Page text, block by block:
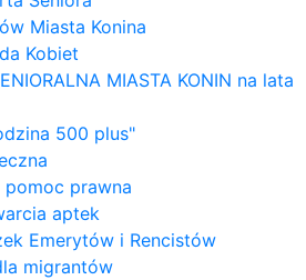
Miasta Konina
Kobiet
MIASTA KONIN na lata
500 plus"
pomoc prawna
aptek
Emerytów i Rencistów
migrantów